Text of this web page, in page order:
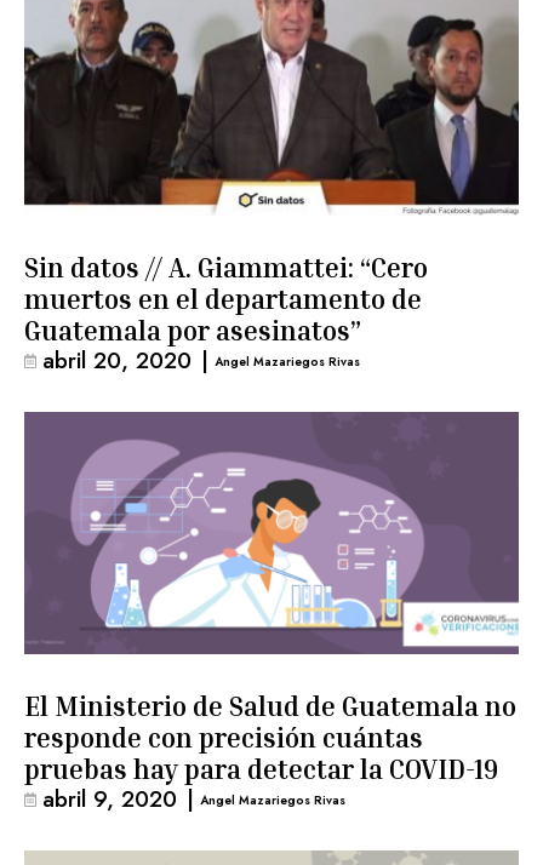
Sin datos // A. Giammattei: “Cero
muertos en el departamento de
Guatemala por asesinatos”
abril 20, 2020 | Angel Mazariegos Rivas
El Ministerio de Salud de Guatemala no
responde con precisión cuántas
pruebas hay para detectar la COVID-19
abril 9, 2020 | Angel Mazariegos Rivas